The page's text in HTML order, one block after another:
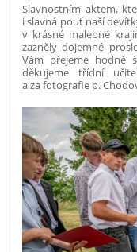
Slavnostním aktem,
i slavná pouť naší
v krásné malebné
zazněly dojemné
Vám přejeme hodně
děkujeme třídní
a za fotografie p.